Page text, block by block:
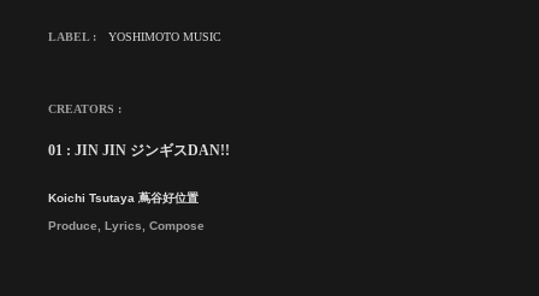
LABEL : YOSHIMOTO MUSIC
CREATORS :
01 : JIN JIN ジンギスDAN!!
Koichi Tsutaya 蔦谷好位置
Produce, Lyrics, Compose